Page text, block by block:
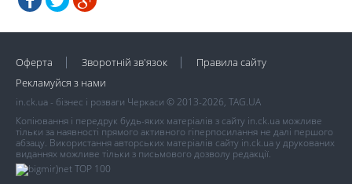
Оферта Зворотній зв'язок
Правила сайту
Рекламуйся з нами
in.ck.ua - бізнес і розваги Черкаси © 2013-2026, TAG.UA
Копіювання і передрук будь-яких матеріалів з сайту in.ck.ua можливе
тільки за наявності прямого активного гіперпосилання не далі першого
абзацу. Використання авторських матеріалів сайту in.ck.ua у друкованих
виданнях можливе тільки з письмового дозволу редакції.